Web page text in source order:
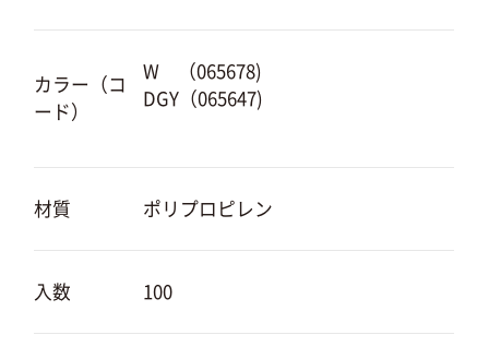
カラー（コ
ード）
W （065678)
DGY（065647)
材質 ポリプロピレン
入数 100